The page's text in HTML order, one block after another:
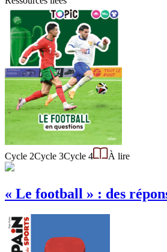
Cycle 2Cycle 3Cycle 4 À lire
« Le football » : des